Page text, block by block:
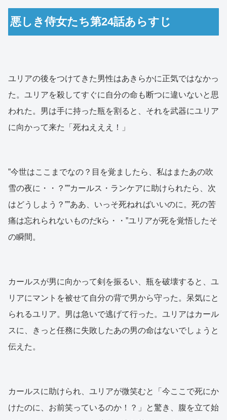
悪しき侍女たち第24話あらすじ
ユリアの後をつけてきた男性はあきらかに正気ではなかっ
た。ユリアを殺してすぐに自分の命も断つに違いないと思
われた。男は手に持った瓶を割ると、それを武器にユリア
に向かって来た「死ねえええ！」
”今世はここまでなの？目を覚ましたら、私はまたあの吹
雪の夜に・・？””カールス・ランケアに助けられたら、次
はどうしよう？””ああ、いっそ死ねればいいのに。死の苦
痛は忘れられないものだkら・・”ユリアが死を覚悟したそ
の瞬間。
カールスが男に向かって剣を振るい、瓶を破壊すると、ユ
リアにマントを被せて自分の背で男から守った。呆気にと
られるユリア。男は急いで逃げて行った。ユリアはカール
スに、きっと任務に失敗したあの男の命はないでしょうと
伝えた。
カールスに助けられ、ユリアが微笑むと「今ここで死にか
けたのに、お前笑っているのか！？」と驚き、腹を立て始